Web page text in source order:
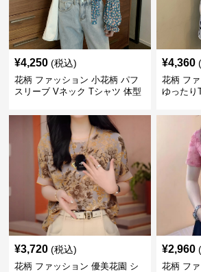
¥4,250 (税込)
花柄 ファッション 小花柄 パフ
スリーブ Vネック Tシャツ 体型
¥4,360
花柄 フ
ゆったり
¥3,720 (税込)
花柄 ファッション 優美花園 シ
¥2,960
花柄 フ